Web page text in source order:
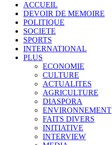
ACCUEIL
DEVOIR DE MEMOIRE
POLITIQUE
SOCIETE
SPORTS
INTERNATIONAL
PLUS
ECONOMIE
CULTURE
ACTUALITES
AGRICULTURE
DIASPORA
ENVIRONNEMENT
FAITS DIVERS
INITIATIVE
INTERVIEW